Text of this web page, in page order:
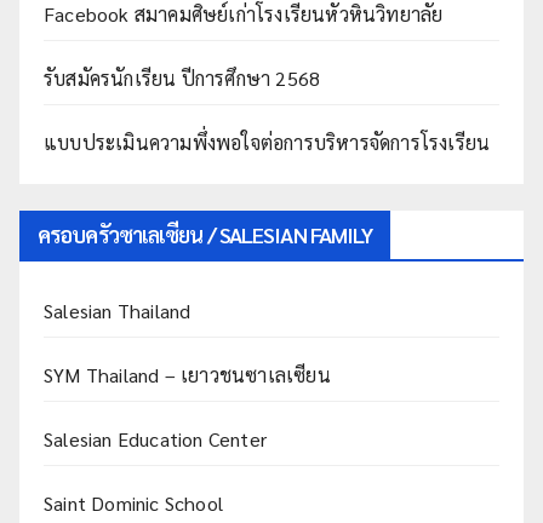
Facebook สมาคมศิษย์เก่าโรงเรียนหัวหินวิทยาลัย
รับสมัครนักเรียน ปีการศึกษา 2568
แบบประเมินความพึ่งพอใจต่อการบริหารจัดการโรงเรียน
ครอบครัวซาเลเซียน / SALESIAN FAMILY
Salesian Thailand
SYM Thailand – เยาวชนซาเลเซียน
Salesian Education Center
Saint Dominic School